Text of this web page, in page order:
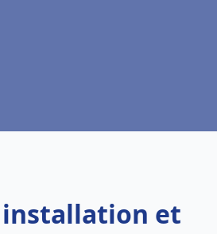
installation et